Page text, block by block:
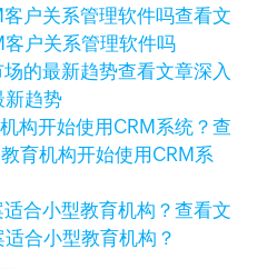
查看文
户关系管理软件吗
查看文章深入
新趋势
查
育机构开始使用CRM系
查看文
合小型教育机构？